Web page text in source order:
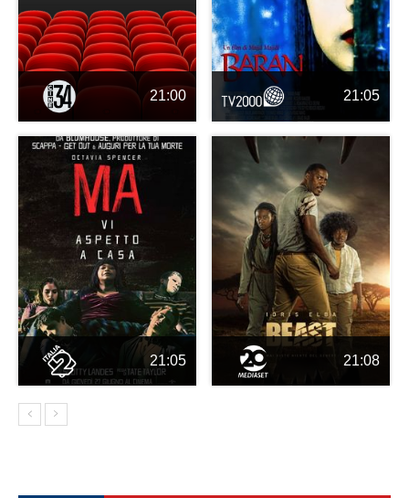
21:00 21:05
21:05 21:08